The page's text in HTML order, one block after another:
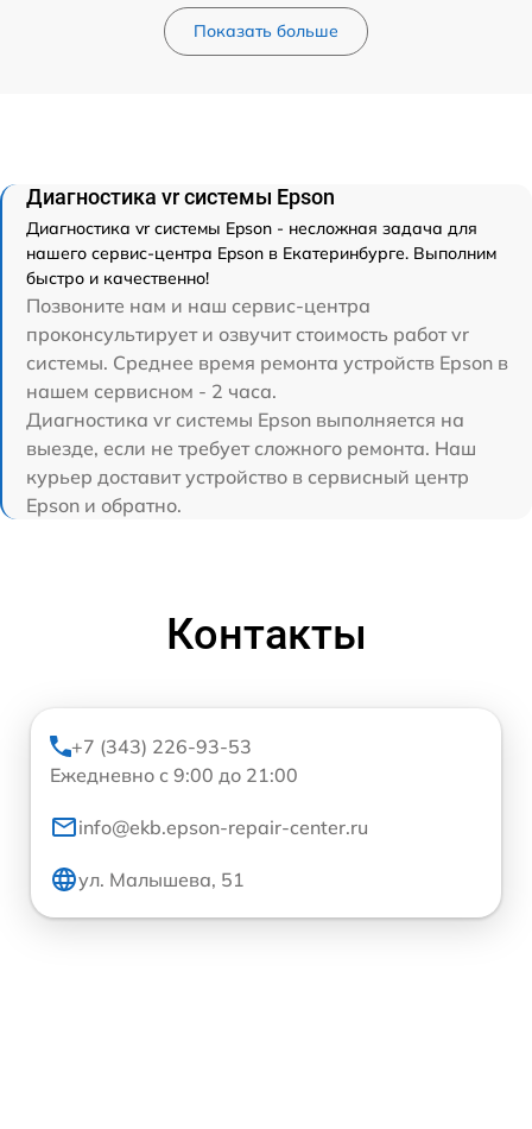
Показать больше
Диагностика vr системы Epson
Диагностика vr системы Epson - несложная задача для
нашего сервис-центра Epson в Екатеринбурге. Выполним
быстро и качественно!
Позвоните нам и наш сервис-центра
проконсультирует и озвучит стоимость работ vr
системы. Среднее время ремонта устройств Epson в
нашем сервисном - 2 часа.
Диагностика vr системы Epson выполняется на
выезде, если не требует сложного ремонта. Наш
курьер доставит устройство в сервисный центр
Epson и обратно.
Контакты
+7 (343) 226-93-53
Ежедневно с 9:00 до 21:00
info@ekb.epson-repair-center.ru
ул. Малышева, 51